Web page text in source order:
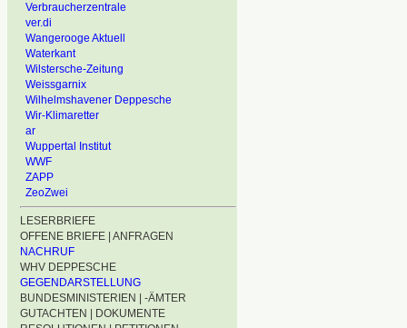
Verbraucherzentrale
ver.di
Wangerooge Aktuell
Waterkant
Wilstersche-Zeitung
Weissgarnix
Wilhelmshavener Deppesche
Wir-Klimaretter
ar
Wuppertal Institut
WWF
ZAPP
ZeoZwei
LESERBRIEFE
OFFENE BRIEFE | ANFRAGEN
NACHRUF
WHV DEPPESCHE
GEGENDARSTELLUNG
BUNDESMINISTERIEN | -ÄMTER
GUTACHTEN | DOKUMENTE